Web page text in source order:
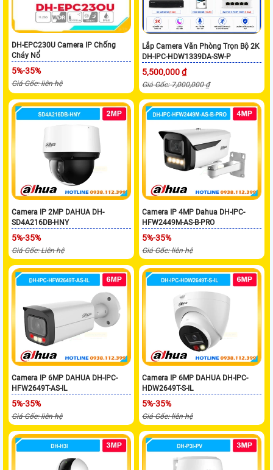
DH-EPC230U Camera IP Chống
Cháy Nổ
5%-35%
Giá Gốc: liên hệ
Lắp Camera Văn Phòng Trọn Bộ 2K
DH-IPC-HDW1339DA-SW-P
5,500,000 ₫
Giá Gốc: 7,000,000 ₫
Camera IP 2MP DAHUA DH-
SD4A216DB-HNY
5%-35%
Giá Gốc: Liên hệ
Camera IP 4MP Dahua DH-IPC-
HFW2449M-AS-B-PRO
5%-35%
Giá Gốc: liên hệ
Camera IP 6MP DAHUA DH-IPC-
HFW2649T-AS-IL
5%-35%
Giá Gốc: liên hệ
Camera IP 6MP DAHUA DH-IPC-
HDW2649T-S-IL
5%-35%
Giá Gốc: liên hệ